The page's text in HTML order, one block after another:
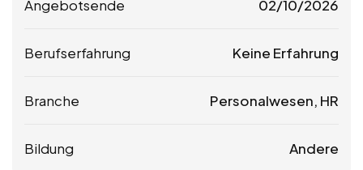
Angebotsende 02/10/2026
Berufserfahrung Keine Erfahrung
Branche Personalwesen, HR
Bildung Andere